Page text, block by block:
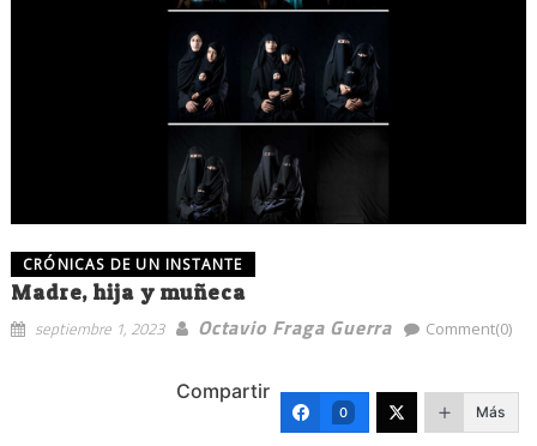
CRÓNICAS DE UN INSTANTE
Madre, hija y muñeca
septiembre 1, 2023 Octavio Fraga Guerra Comment(0)
Compartir
0 Más